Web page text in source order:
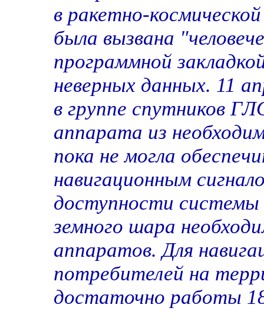
в ракетно-
была вызвана
программной
неверных данных. 11
в группе спутников
аппарата из
пока не могла
навигационным
доступности
земного шара
аппаратов. Для
потребителей на
достаточно работы